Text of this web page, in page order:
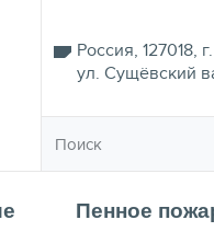
Россия, 127018,
ул. Сущёвский
Пенное